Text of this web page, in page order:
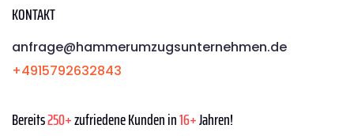
KONTAKT
anfrage@hammerumzugsunternehmen.de
+4915792632843
Bereits250+zufriedene Kunden in16+Jahren!